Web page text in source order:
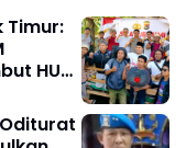
Timur:
HUT